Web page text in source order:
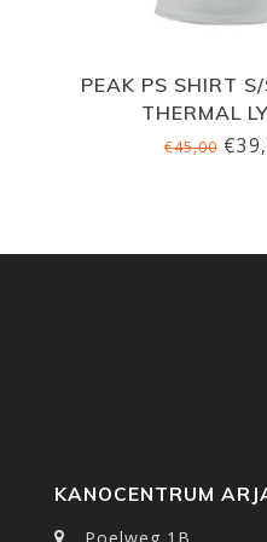
PEAK PS SHIRT
THERMAL
€45,00
KANOCENTRUM
Poelweg 1B